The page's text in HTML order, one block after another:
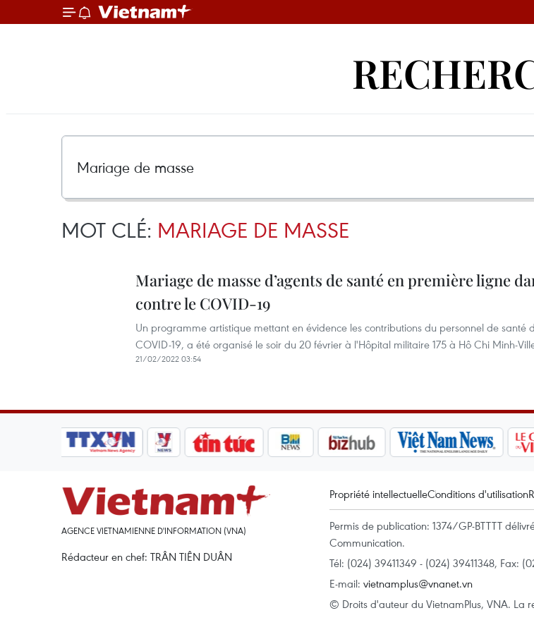
MOT CLÉ: MARIAGE DE MASSE
Mariage de masse d’agents de santé en première ligne
contre le COVID-19
Un programme artistique mettant en évidence les contributions du personnel de santé
COVID-19, a été organisé le soir du 20 février à l'Hôpital militaire 175 à Hô Chi Minh-
21/02/2022 03:54
AGENCE VIETNAMIENNE D'INFORMATION (VNA)
Rédacteur en chef: TRÂN TIÊN DUÂN
Propriété intellectuelleConditions d'utilisation
Permis de publication: 1374/GP-BTTTT
Communication.
Tél: (024) 39411349 - (024) 39411348, Fax:
E-mail: vietnamplus@vnanet.vn
© Droits d'auteur du VietnamPlus, VNA. La